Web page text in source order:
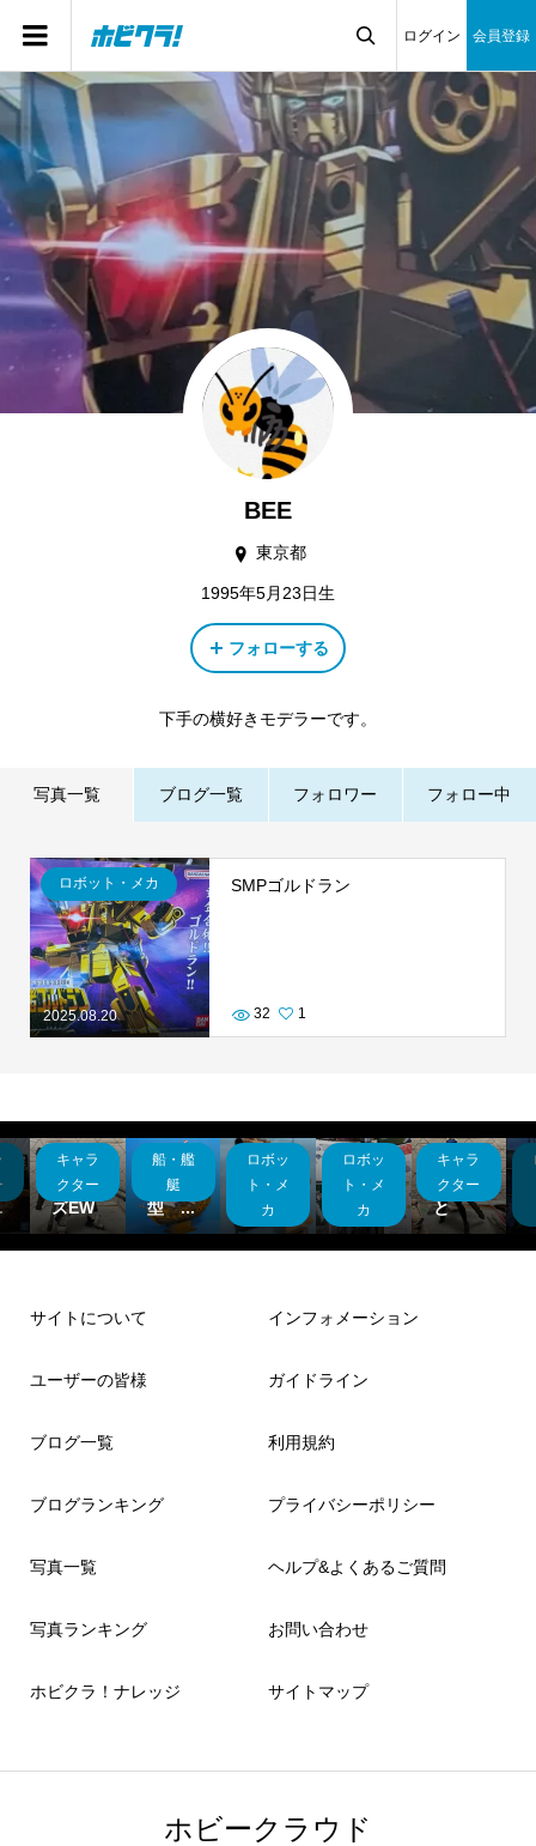

ログイン 会員登録
BEE
東京都
1995年5月23日生
フォローする
下手の横好きモデラーです。
写真一覧 ブログ一覧 フォロワー フォロー中
2025.08.20
ロボット・メカ SMPゴルドラン
32 1
キャラ
クター
ヘビー
アーム
ズEW
船・艦
艇
木造帆
船模
型 ...
ロボッ
ト・メ
カ
ドム
キャノ
ロボッ
ト・メ
カ
30MF
シリー
キャラ
クター
最近や
ったこ
と
サイトについて
ユーザーの皆様
ブログ一覧
ブログランキング
写真一覧
写真ランキング
ホビクラ！ナレッジ
インフォメーション
ガイドライン
利用規約
プライバシーポリシー
ヘルプ&よくあるご質問
お問い合わせ
サイトマップ
ホビークラウド